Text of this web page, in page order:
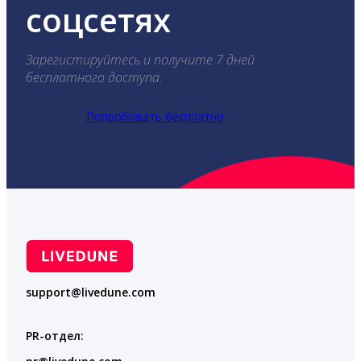
соцсетях
Зарегистируйтесь и получите 7 дней
бесплатного доступа.
Попробовать бесплатно
support@livedune.com
PR-отдел: